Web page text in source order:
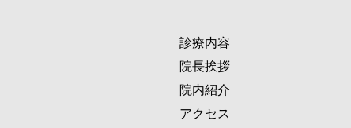
診療内容
院長挨拶
院内紹介
アクセス